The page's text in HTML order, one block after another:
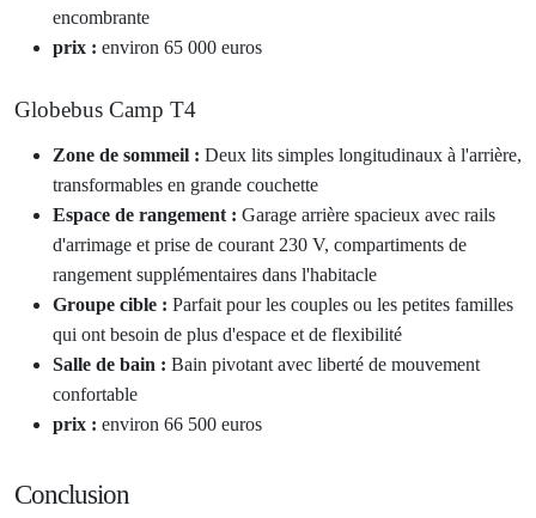
encombrante
prix : environ 65 000 euros
Globebus Camp T4
Zone de sommeil : Deux lits simples longitudinaux à l'arrière,
transformables en grande couchette
Espace de rangement : Garage arrière spacieux avec rails
d'arrimage et prise de courant 230 V, compartiments de
rangement supplémentaires dans l'habitacle
Groupe cible : Parfait pour les couples ou les petites familles
qui ont besoin de plus d'espace et de flexibilité
Salle de bain : Bain pivotant avec liberté de mouvement
confortable
prix : environ 66 500 euros
Conclusion